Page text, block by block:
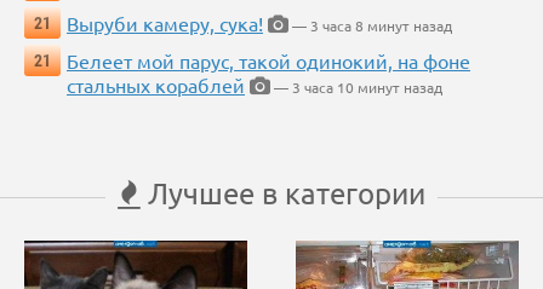
21
Выруби камеру, сука!
— 3 часа 8 минут назад
21
Белеет мой парус, такой одинокий, на фоне
стальных кораблей
— 3 часа 10 минут назад
Лучшее в категории